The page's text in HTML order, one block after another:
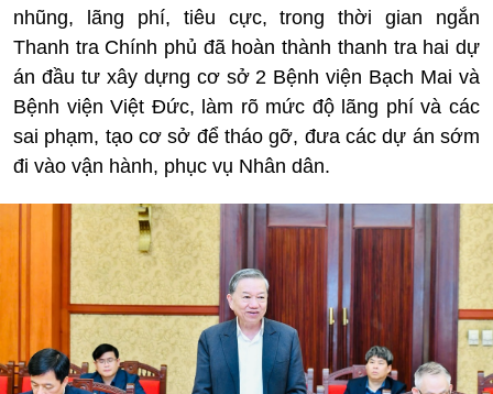
nhũng, lãng phí, tiêu cực, trong thời gian ngắn
Thanh tra Chính phủ đã hoàn thành thanh tra hai dự
án đầu tư xây dựng cơ sở 2 Bệnh viện Bạch Mai và
Bệnh viện Việt Đức, làm rõ mức độ lãng phí và các
sai phạm, tạo cơ sở để tháo gỡ, đưa các dự án sớm
đi vào vận hành, phục vụ Nhân dân.